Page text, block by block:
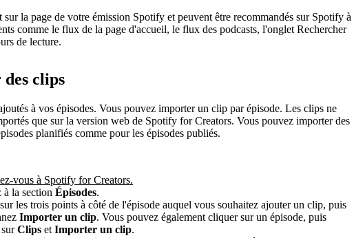
sur la page de votre émission Spotify et peuvent être recommandés sur Spotify à
comme le flux de la page d'accueil, le flux des podcasts, l'onglet Rechercher
de lecture.
clips
à vos épisodes. Vous pouvez importer un clip par épisode. Les clips ne
que sur la version web de Spotify for Creators. Vous pouvez importer des
planifiés comme pour les épisodes publiés.
vous à Spotify for Creators.
à la section Épisodes.
les trois points à côté de l'épisode auquel vous souhaitez ajouter un clip, puis
Importer un clip. Vous pouvez également cliquer sur un épisode, puis
Clips et Importer un clip.